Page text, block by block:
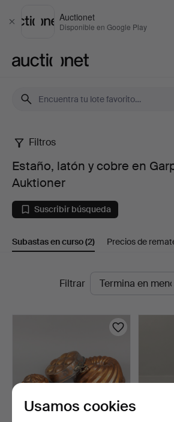
Cerrar
Auctionet
Disponible en Google Play
Estaño,
latón
cobre
Garpenhus
Auktioner
Filtros
Estaño, latón y cobre en
Auktioner
Suscribir búsqueda
Subastas en curso(2) Precios de
SubastasFiltrar
Usamos cookies